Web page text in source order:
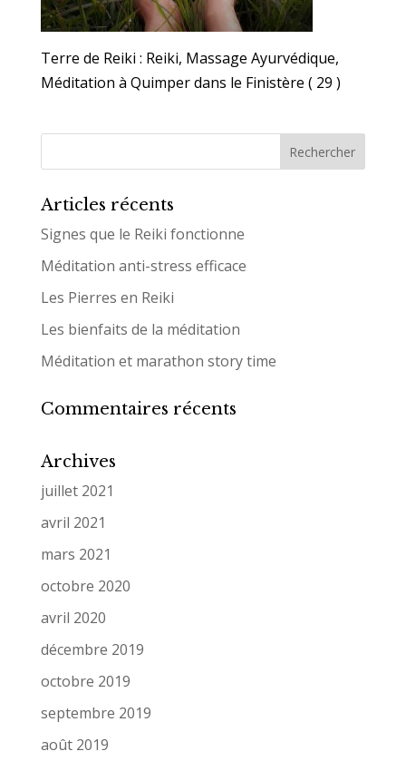
Terre de Reiki : Reiki, Massage Ayurvédique,
Méditation à Quimper dans le Finistère ( 29 )
Articles récents
Signes que le Reiki fonctionne
Méditation anti-stress efficace
Les Pierres en Reiki
Les bienfaits de la méditation
Méditation et marathon story time
Commentaires récents
Archives
juillet 2021
avril 2021
mars 2021
octobre 2020
avril 2020
décembre 2019
octobre 2019
septembre 2019
août 2019